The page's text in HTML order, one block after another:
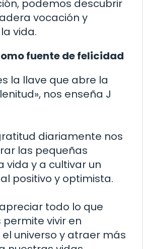
podemos descubrir
vocación y
vida.
fuente de felicidad
la llave que abre la
nos enseña J
diariamente nos
las pequeñas
vida y a cultivar un
positivo y optimista.
todo lo que
vivir en
universo y atraer más